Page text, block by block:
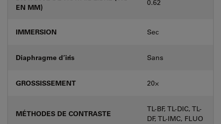
EN MM)
0.62
IMMERSION Sec
Diaphragme d’iris Sans
GROSSISSEMENT 20⨉
MÉTHODES DE CONTRASTE
TL-BF, TL-DIC, TL-
DF, TL-IMC, FLUO